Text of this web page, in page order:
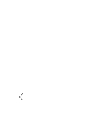
нашу
оставьте